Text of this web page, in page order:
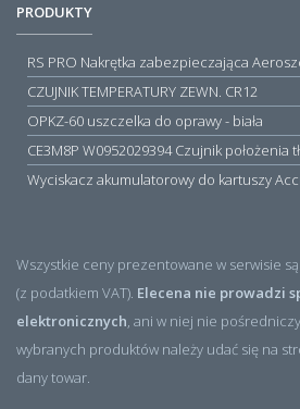
PRODUKTY
CZUJNIK TEMPERATURY ZEWN. CR12
OPKZ-60 uszczelka do oprawy - biała
Wyciskacz akumulatorowy do kartuszy
Wszystkie ceny prezentowane w serwisie
(z podatkiem VAT). Elecena nie prowadzi
elektronicznych, ani w niej nie
wybranych produktów należy udać się na
dany towar.